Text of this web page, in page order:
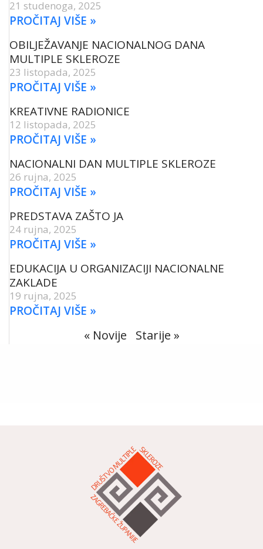
21 studenoga, 2025
PROČITAJ VIŠE »
OBILJEŽAVANJE NACIONALNOG DANA
MULTIPLE SKLEROZE
23 listopada, 2025
PROČITAJ VIŠE »
KREATIVNE RADIONICE
12 listopada, 2025
PROČITAJ VIŠE »
NACIONALNI DAN MULTIPLE SKLEROZE
26 rujna, 2025
PROČITAJ VIŠE »
PREDSTAVA ZAŠTO JA
24 rujna, 2025
PROČITAJ VIŠE »
EDUKACIJA U ORGANIZACIJI NACIONALNE
ZAKLADE
19 rujna, 2025
PROČITAJ VIŠE »
« Novije Starije »